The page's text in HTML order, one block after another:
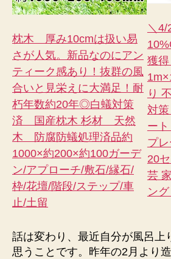
枕木 厚み10cmは扱い易
さが人気。新品なのにアン
ティーク感あり！抜群の風
合いと見栄えに大満足！耐
朽年数約20年◎白蟻対策
済 国産枕木 杉材 天然
木 防腐防蟻処理済品約
1000×約200×約100ガーデ
ン/アプローチ/敷石/縁石/
枠/花壇/階段/ステップ/車
止/土留
＼4/
獲得
り
対
ー
プ
20
芸
ン
話は変わり、最近自分が風呂上
思うことです。昨年の2月より